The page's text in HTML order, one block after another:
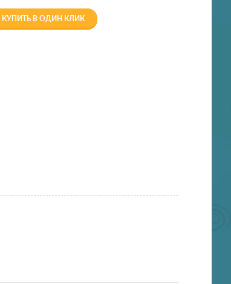
КУПИТЬ В ОДИН КЛИК